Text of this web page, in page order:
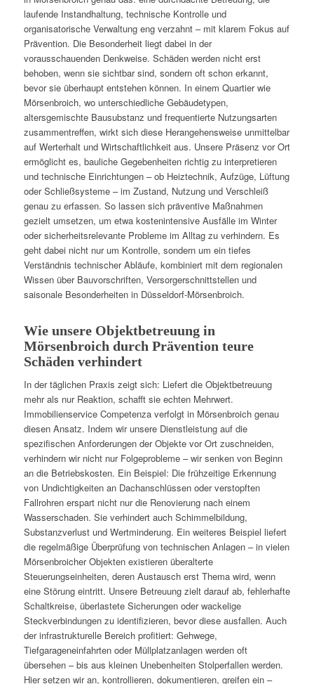
laufende Instandhaltung, technische Kontrolle und
organisatorische Verwaltung eng verzahnt – mit klarem Fokus auf
Prävention. Die Besonderheit liegt dabei in der
vorausschauenden Denkweise. Schäden werden nicht erst
behoben, wenn sie sichtbar sind, sondern oft schon erkannt,
bevor sie überhaupt entstehen können. In einem Quartier wie
Mörsenbroich, wo unterschiedliche Gebäudetypen,
altersgemischte Bausubstanz und frequentierte Nutzungsarten
zusammentreffen, wirkt sich diese Herangehensweise unmittelbar
auf Werterhalt und Wirtschaftlichkeit aus. Unsere Präsenz vor Ort
ermöglicht es, bauliche Gegebenheiten richtig zu interpretieren
und technische Einrichtungen – ob Heiztechnik, Aufzüge, Lüftung
oder Schließsysteme – im Zustand, Nutzung und Verschleiß
genau zu erfassen. So lassen sich präventive Maßnahmen
gezielt umsetzen, um etwa kostenintensive Ausfälle im Winter
oder sicherheitsrelevante Probleme im Alltag zu verhindern. Es
geht dabei nicht nur um Kontrolle, sondern um ein tiefes
Verständnis technischer Abläufe, kombiniert mit dem regionalen
Wissen über Bauvorschriften, Versorgerschnittstellen und
saisonale Besonderheiten in Düsseldorf-Mörsenbroich.
Wie unsere Objektbetreuung in
Mörsenbroich durch Prävention teure
Schäden verhindert
In der täglichen Praxis zeigt sich: Liefert die Objektbetreuung
mehr als nur Reaktion, schafft sie echten Mehrwert.
Immobilienservice Competenza verfolgt in Mörsenbroich genau
diesen Ansatz. Indem wir unsere Dienstleistung auf die
spezifischen Anforderungen der Objekte vor Ort zuschneiden,
verhindern wir nicht nur Folgeprobleme – wir senken von Beginn
an die Betriebskosten. Ein Beispiel: Die frühzeitige Erkennung
von Undichtigkeiten an Dachanschlüssen oder verstopften
Fallrohren erspart nicht nur die Renovierung nach einem
Wasserschaden. Sie verhindert auch Schimmelbildung,
Substanzverlust und Wertminderung. Ein weiteres Beispiel liefert
die regelmäßige Überprüfung von technischen Anlagen – in vielen
Mörsenbroicher Objekten existieren überalterte
Steuerungseinheiten, deren Austausch erst Thema wird, wenn
eine Störung eintritt. Unsere Betreuung zielt darauf ab, fehlerhafte
Schaltkreise, überlastete Sicherungen oder wackelige
Steckverbindungen zu identifizieren, bevor diese ausfallen. Auch
der infrastrukturelle Bereich profitiert: Gehwege,
Tiefgarageneinfahrten oder Müllplatzanlagen werden oft
übersehen – bis aus kleinen Unebenheiten Stolperfallen werden.
Hier setzen wir an, kontrollieren, dokumentieren, greifen ein –